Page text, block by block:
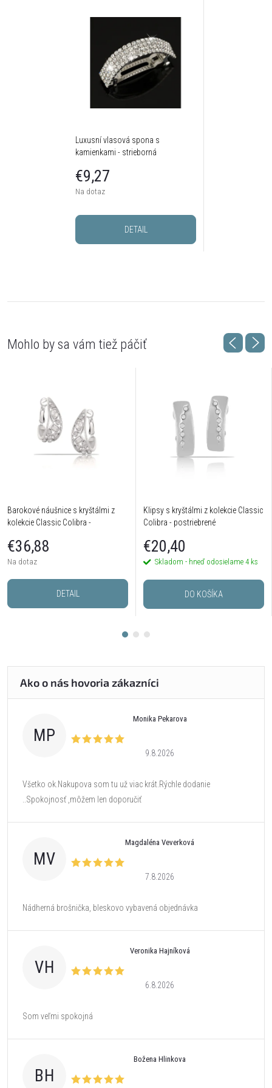
Luxusní vlasová spona s
kamienkami - strieborná
€9,27
Na dotaz
DETAIL
Barokové náušnice s kryštálmi z
kolekcie Classic Colibra -
€36,88
Na dotaz
DETAIL
Klipsy s kryštálmi z kolekcie Classic
Colibra - postriebrené
€20,40
Skladom - hneď odosielame 4 ks
DO KOŠÍKA
MP
Monika Pekarova
9.8.2026
Všetko ok.Nakupova som tu už viac krát.Rýchle dodanie
..Spokojnosť ,môžem len doporučiť
MV
Magdaléna Veverková
7.8.2026
Nádherná brošnička, bleskovo vybavená objednávka
VH
Veronika Hajníková
6.8.2026
Som veľmi spokojná
BH
Božena Hlinkova